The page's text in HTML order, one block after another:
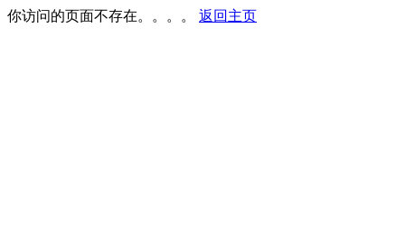
你访问的页面不存在。。。。 返回主页